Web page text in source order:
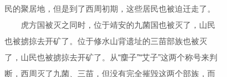
民的聚居地，但是到了西周初期，这些居民也被迫迁走了。
虎方国被灭之同时，位于靖安的九菌国也被灭了，山民
也被掳掠去开矿了。位于修水山背遗址的三苗部族也被灭
了，山民也被掳掠去开矿了。从“麇子”“艾子”这两个称号来判
断，西周灭了九菌、三苗，但没有完全摧毁这两个部族，而